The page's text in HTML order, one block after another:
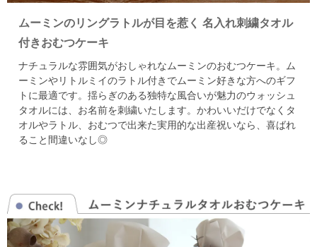
ムーミンのリングラトルが目を惹く 名入れ刺繍タオル
付きおむつケーキ
ナチュラルな雰囲気がおしゃれなムーミンのおむつケーキ。 ム
ーミンやリトルミイのラトル付きでムーミン好きな方へのギフ
トに最適です。 揺らぎのある独特な風合いが魅力のウォッシュ
タオルには、お名前を刺繍いたします。 かわいいだけでなくタ
オルやラトル、おむつで出来た実用的な出産祝いなら、喜ばれ
ること間違いなし◎